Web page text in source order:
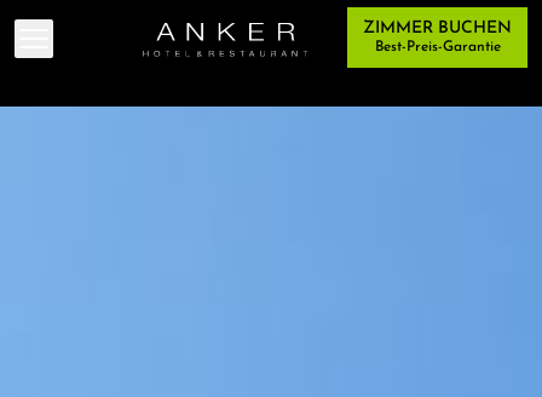
Menü umschalten ZIMMER BUCHEN
Best-Preis-Garantie